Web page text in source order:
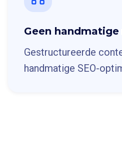
Geen
Gestructureerde
handmatige SEO-